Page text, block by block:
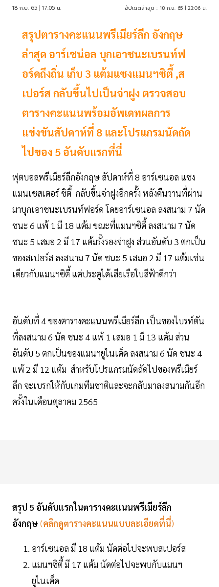
18 ก.ย. 65 | 17:05 น. อัปเดตล่าสุด : 18 ก.ย. 65 | 23:06 น.
สรุปตารางคะแนนพรีเมียร์ลีก อังกฤษ
ล่าสุด อาร์เซน่อล บุกเอาชนะเบรนท์ฟ
อร์ดถึงถิ่น เก็บ 3 แต้มแซงแมนฯซิตี้ ,ส
เปอร์ส กลับขึ้นไปเป็นจ่าฝูง ตรวจสอบ
ตารางคะแนนพร้อมอัพเดทผลการ
แข่งขันสัปดาห์ที่ 8 และโปรแกรมนัดถัด
ไปของ 5 อันดับแรกที่นี่
ฟุตบอลพรีเมียร์ลีกอังกฤษ สัปดาห์ที่ 8 อาร์เซนอล แซง
แมนเชสเตอร์ ซิตี้ กลับขึ้นจ่าฝูงอีกครั้ง หลังคืนวานที่ผ่าน
มาบุกเอาชนะเบรนท์ฟอร์ด โดยอาร์เซนอล ลงสนาม 7 นัด
ชนะ 6 แพ้ 1 มี 18 แต้ม ขณะที่แมนฯซิตี้ ลงสนาม 7 นัด
ชนะ 5 เสมอ 2 มี 17 แต้มรั้งรองจ่าฝูง ส่วนอันดับ 3 ตกเป็น
ของสเปอร์ส ลงสนาม 7 นัด ชนะ 5 เสมอ 2 มี 17 แต้มเช่น
เดียวกับแมนฯซิตี้ แต่ประตูได้เสียเรือใบสีฟ้าดีกว่า
อันดับที่ 4 ของตารางคะแนนพรีเมียร์ลีก เป็นของไบรท์ตัน
ที่ลงสนาม 6 นัด ชนะ 4 แพ้ 1 เสมอ 1 มี 13 แต้ม ส่วน
อันดับ 5 ตกเป็นของแมนฯยูไนเต็ด ลงสนาม 6 นัด ชนะ 4
แพ้ 2 มี 12 แต้ม สำหรับโปรแกรมนัดถัดไปของพรีเมียร์
ลีก จะเบรกให้กับเกมทีมชาติและจะกลับมาลงสนามกันอีก
ครั้งในเดือนตุลาคม 2565
สรุป 5 อันดับแรกในตารางคะแนนพรีเมียร์ลีก
อังกฤษ(คลิกดูตารางคะแนนแบบละเอียดที่นี่)
อาร์เซนอล มี 18 แต้ม นัดต่อไปจะพบสเปอร์ส
แมนฯซิตี้ มี 17 แต้ม นัดต่อไปจะพบกับแมนฯ
ยูไนเต็ด